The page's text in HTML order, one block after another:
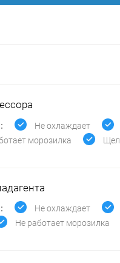
Не охлаждает
морозилка
Не охлаждает
Не работает морозилка